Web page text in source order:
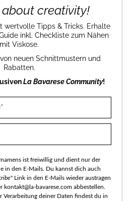
creativity!
wertvolle Tipps & Tricks. Erhalte
inkl. Checkliste zum Nähen
mit Viskose.
neuen Schnittmustern und
Rabatten.
La Bavarese Community!
ist freiwillig und dient nur der
in den E-Mails. Du kannst dich auch
" Link in den E-Mails wieder austragen
kontakt@la-bavarese.com abbestellen.
Verarbeitung deiner Daten findest du in